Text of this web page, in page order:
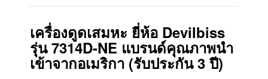
เครื่องดูดเสมหะ ยี่ห้อ Devilbiss
รุ่น 7314D-NE แบรนด์คุณภาพนำ
เข้าจากอเมริกา (รับประกัน 3 ปี)